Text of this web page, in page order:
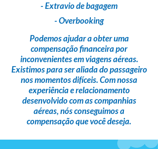
- Extravio de bagagem
- Overbooking
Podemos ajudar a obter uma
compensação financeirapor
inconvenientes em viagens aéreas.
Existimos para seraliada do passageiro
nos momentos difíceis. Com nossa
experiência e relacionamento
desenvolvido com as companhias
aéreas,nós conseguimos a
compensação que você deseja.